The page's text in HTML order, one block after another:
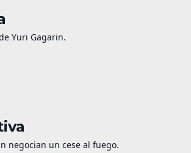
Yuri Gagarin.
negocian un cese al fuego.